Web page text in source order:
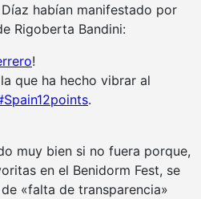
habían manifestado por
Rigoberta Bandini:
!
que ha hecho vibrar al
.
muy bien si no fuera porque,
en el Benidorm Fest, se
«falta de transparencia»